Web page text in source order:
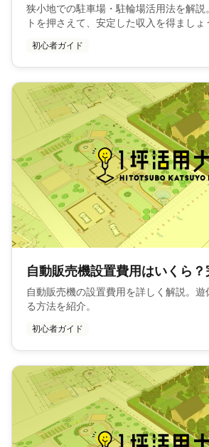
狭小地での駐車場・駐輪場活用法を解説
トを押さえて、安定した収入を得ましょ
初心者ガイド
自動販売機設置費用はいくら
自動販売機の設置費用を詳しく解説。
る方法を紹介。
初心者ガイド